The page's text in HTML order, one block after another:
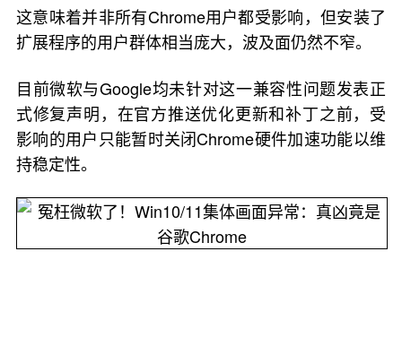
这意味着并非所有Chrome用户都受影响，但安装了
扩展程序的用户群体相当庞大，波及面仍然不窄。
目前微软与Google均未针对这一兼容性问题发表正
式修复声明，在官方推送优化更新和补丁之前，受
影响的用户只能暂时关闭Chrome硬件加速功能以维
持稳定性。